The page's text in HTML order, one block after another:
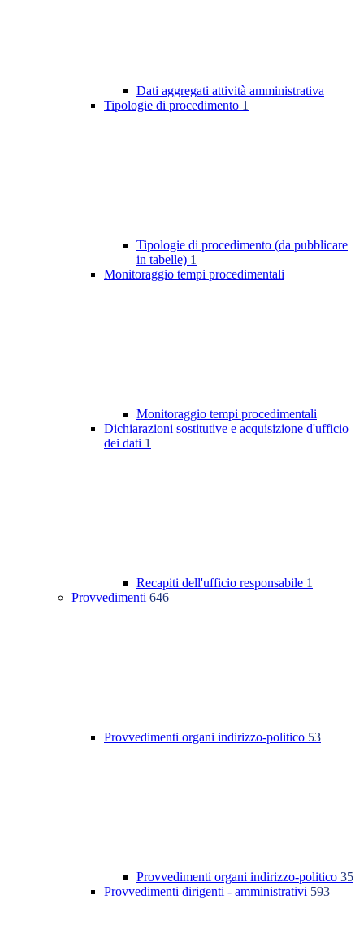
Dati aggregati attività amministrativa
Tipologie di procedimento 1
Tipologie di procedimento (da pubblicare
in tabelle) 1
Monitoraggio tempi procedimentali
Monitoraggio tempi procedimentali
Dichiarazioni sostitutive e acquisizione d'ufficio
dei dati 1
Recapiti dell'ufficio responsabile 1
Provvedimenti 646
Provvedimenti organi indirizzo-politico 53
Provvedimenti organi indirizzo-politico 35
Provvedimenti dirigenti - amministrativi 593